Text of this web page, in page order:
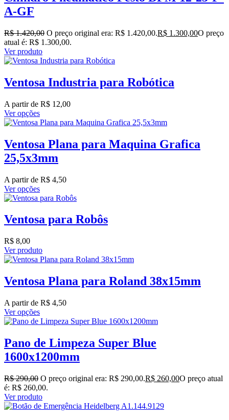
A-GF
R$1.420,00 O preço original era: R$ 1.420,00.R$ 1.300,00O preço
atual é: R$ 1.300,00.
Ver produto
Ventosa Industria para Robótica
A partir de R$ 12,00
Ver opções
Ventosa Plana para Maquina Grafica
25,5x3mm
A partir de R$ 4,50
Ver opções
Ventosa para Robôs
R$ 8,00
Ver produto
Ventosa Plana para Roland 38x15mm
A partir de R$ 4,50
Ver opções
Pano de Limpeza Super Blue
1600x1200mm
R$290,00 O preço original era: R$ 290,00.R$ 260,00O preço atual
é: R$ 260,00.
Ver produto